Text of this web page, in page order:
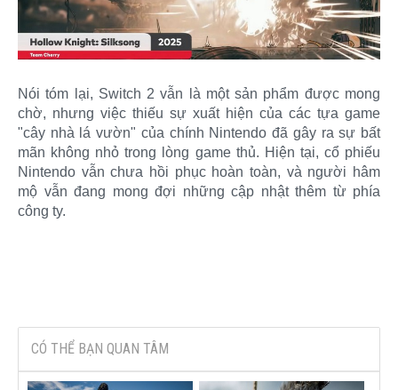
Nói tóm lại, Switch 2 vẫn là một sản phẩm được mong
chờ, nhưng việc thiếu sự xuất hiện của các tựa game
"cây nhà lá vườn" của chính Nintendo đã gây ra sự bất
mãn không nhỏ trong lòng game thủ. Hiện tại, cổ phiếu
Nintendo vẫn chưa hồi phục hoàn toàn, và người hâm
mộ vẫn đang mong đợi những cập nhật thêm từ phía
công ty.
CÓ THỂ BẠN QUAN TÂM